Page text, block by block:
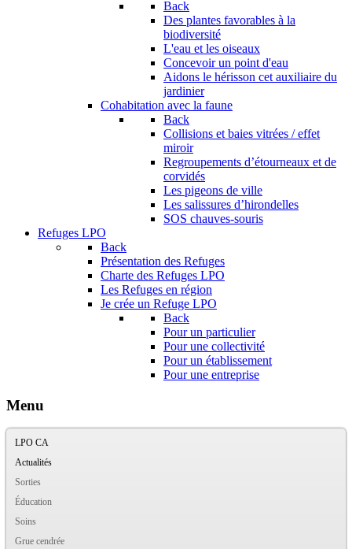
Back
Des plantes favorables à la
biodiversité
L'eau et les oiseaux
Concevoir un point d'eau
Aidons le hérisson cet auxiliaire du
jardinier
Cohabitation avec la faune
Back
Collisions et baies vitrées / effet
miroir
Regroupements d’étourneaux et de
corvidés
Les pigeons de ville
Les salissures d’hirondelles
SOS chauves-souris
Refuges LPO
Back
Présentation des Refuges
Charte des Refuges LPO
Les Refuges en région
Je crée un Refuge LPO
Back
Pour un particulier
Pour une collectivité
Pour un établissement
Pour une entreprise
Menu
LPO CA
Actualités
Sorties
Éducation
Soins
Grue cendrée